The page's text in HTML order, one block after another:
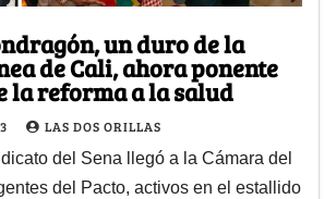
un duro de la
de Cali, ahora ponente
la reforma a la salud
LAS DOS ORILLAS
del Sena llegó a la Cámara del
del Pacto, activos en el estallido